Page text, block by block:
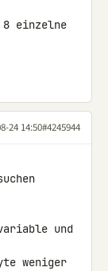
8 einzelne
24 14:50#4245944
und
weniger